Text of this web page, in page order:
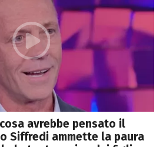
avrebbe pensato il
Siffredi ammette la paura